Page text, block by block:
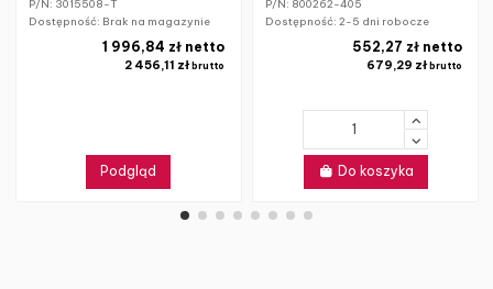
P/N: 3015508-T
Dostępność: Brak na magazynie
2 456,11 złbrutto
1 996,84 zł netto
Podgląd
P/N: 800262-405
Dostępność:2-5 dni robocze
679,29 zł brutto
552,27 zł netto
Do koszyka